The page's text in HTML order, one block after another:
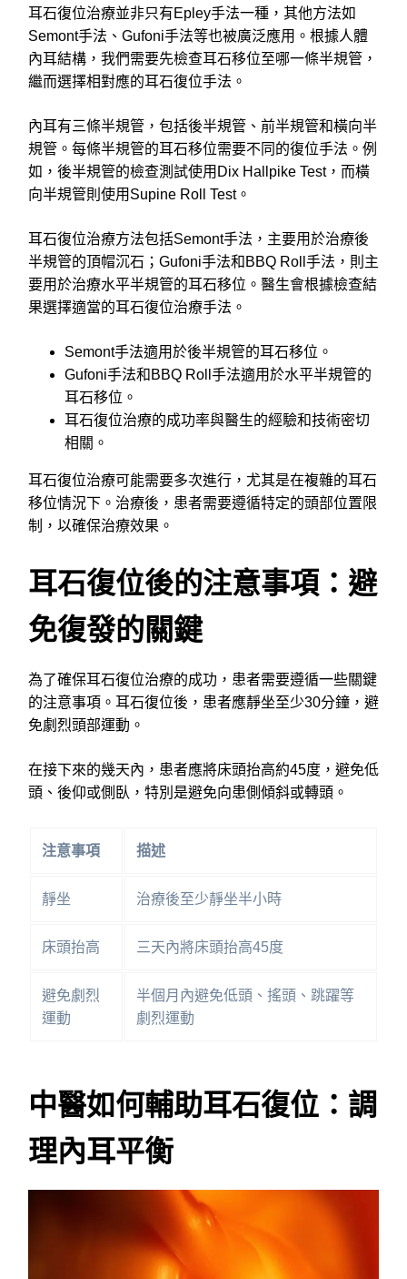
耳石復位治療並非只有Epley手法一種，其他方法如
Semont手法、Gufoni手法等也被廣泛應用。根據人體
內耳結構，我們需要先檢查耳石移位至哪一條半規管，
繼而選擇相對應的耳石復位手法。
內耳有三條半規管，包括後半規管、前半規管和橫向半
規管。每條半規管的耳石移位需要不同的復位手法。例
如，後半規管的檢查測試使用Dix Hallpike Test，而橫
向半規管則使用Supine Roll Test。
耳石復位治療方法包括Semont手法，主要用於治療後
半規管的頂帽沉石；Gufoni手法和BBQ Roll手法，則主
要用於治療水平半規管的耳石移位。醫生會根據檢查結
果選擇適當的耳石復位治療手法。
Semont手法適用於後半規管的耳石移位。
Gufoni手法和BBQ Roll手法適用於水平半規管的
耳石移位。
耳石復位治療的成功率與醫生的經驗和技術密切
相關。
耳石復位治療可能需要多次進行，尤其是在複雜的耳石
移位情況下。治療後，患者需要遵循特定的頭部位置限
制，以確保治療效果。
耳石復位後的注意事項：避
免復發的關鍵
為了確保耳石復位治療的成功，患者需要遵循一些關鍵
的注意事項。耳石復位後，患者應靜坐至少30分鐘，避
免劇烈頭部運動。
在接下來的幾天內，患者應將床頭抬高約45度，避免低
頭、後仰或側臥，特別是避免向患側傾斜或轉頭。
注意事項 描述
靜坐 治療後至少靜坐半小時
床頭抬高 三天內將床頭抬高45度
避免劇烈
運動
半個月內避免低頭、搖頭、跳躍等
劇烈運動
中醫如何輔助耳石復位：調
理內耳平衡